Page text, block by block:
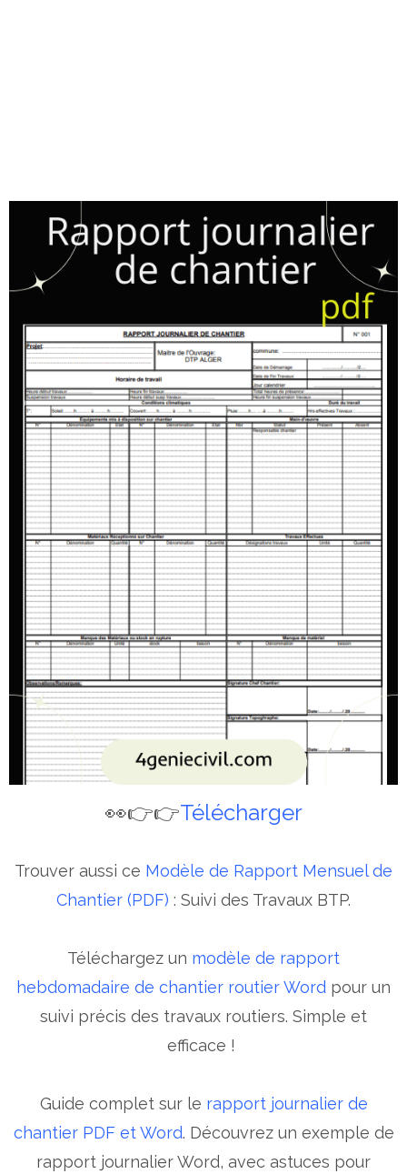
👀👉👉Télécharger
Trouver aussi ce Modèle de Rapport Mensuel de
Chantier (PDF) : Suivi des Travaux BTP.
Téléchargez un modèle de rapport
hebdomadaire de chantier routier Word pour un
suivi précis des travaux routiers. Simple et
efficace !
Guide complet sur le rapport journalier de
chantier PDF et Word. Découvrez un exemple de
rapport journalier Word, avec astuces pour